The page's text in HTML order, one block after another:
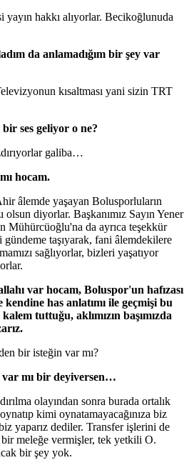
hakkı alıyorlar. Becikoğlunuda
da anlamadığım bir şey var
kısaltması yani sizin TRT
ses geliyor o ne?
galiba…
hocam.
âlemde yaşayan Bolusporluların
olsun diyorlar. Başkanımız Sayın Yener
Mühürcüoğlu'na da ayrıca teşekkür
taşıyarak, fani âlemdekilere
sağlıyorlar, bizleri yaşatıyor
var hocam, Boluspor'un hafızası
has anlatımı ile geçmişi bu
tuttuğu, aklımızın başımızda
bir isteğin var mı?
mı bir deyiversen…
olayından sonra burada ortalık
kimi oynatamayacağınıza biz
yaparız dediler. Transfer işlerini de
meleğe vermişler, tek yetkili O.
bir şey yok.